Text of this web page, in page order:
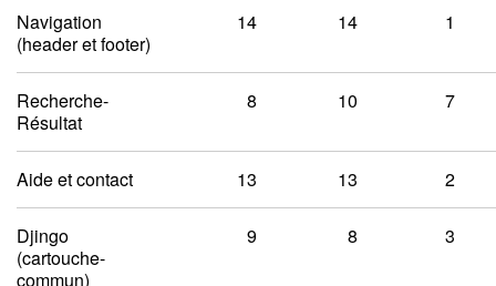
Navigation
(header et footer)
14 14 1
Recherche-
Résultat
8 10 7
Aide et contact 13 13 2
Djingo
(cartouche-
commun)
9 8 3